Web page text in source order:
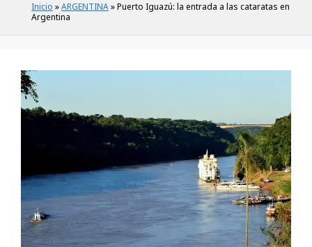
Inicio »ARGENTINA»Puerto Iguazú: la entrada a las cataratas en
Argentina